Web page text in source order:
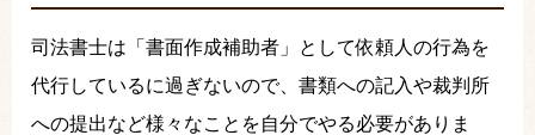
司法書士は「書面作成補助者」として依頼人の行為を
代行しているに過ぎないので、書類への記入や裁判所
への提出など様々なことを自分でやる必要がありま